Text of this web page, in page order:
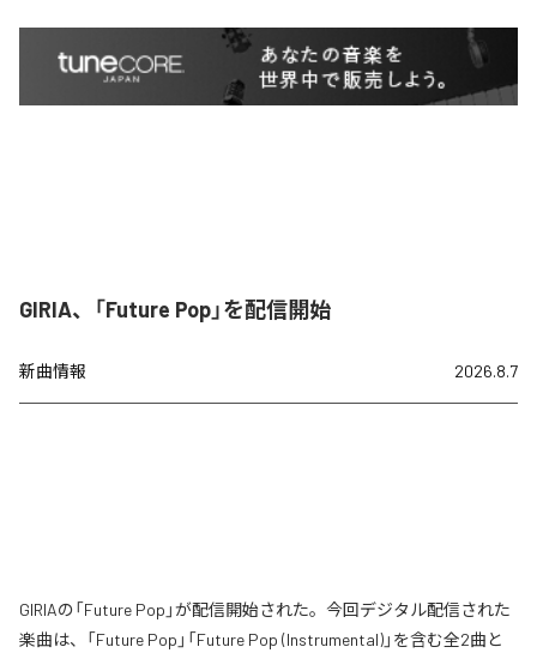
GIRIA、「Future Pop」を配信開始
新曲情報 2026.8.7
GIRIAの「Future Pop」が配信開始された。今回デジタル配信された
楽曲は、「Future Pop」「Future Pop (Instrumental)」を含む全2曲と